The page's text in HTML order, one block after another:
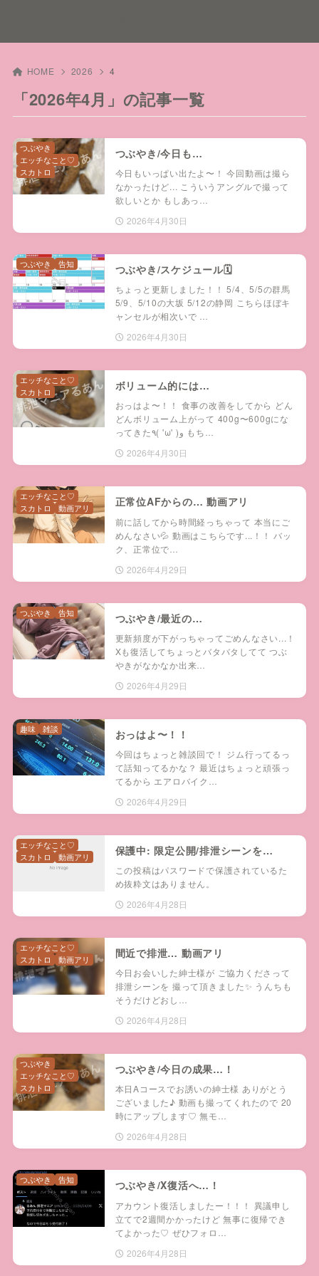
HOME 2026 4
「2026年4月」の記事一覧
つぶやき/今日も…
今日もいっぱい出たよ〜！ 今回動画は撮ら
なかったけど... こういうアングルで撮って
欲しいとか もしあっ…
2026年4月30日
つぶやき
エッチなこと♡
スカトロ
つぶやき/スケジュール🗓️
ちょっと更新しました！！ 5/4、5/5の群馬
5/9、5/10の大坂 5/12の静岡 こちらほぼキ
ャンセルが相次いで …
2026年4月30日
つぶやき 告知
ボリューム的には…
おっはよ〜！！ 食事の改善をしてから どん
どんボリューム上がって 400g〜600gにな
ってきた٩( 'ω' )و もち…
2026年4月30日
エッチなこと♡
スカトロ
正常位AFからの… 動画アリ
前に話してから時間経っちゃって 本当にご
めんなさい💦 動画はこちらです...！！ バッ
ク、正常位で…
2026年4月29日
エッチなこと♡
スカトロ
動画アリ
つぶやき/最近の…
更新頻度が下がっちゃってごめんなさい...！
Xも復活してちょっとバタバタしてて つぶ
やきがなかなか出来…
2026年4月29日
つぶやき 告知
おっはよ〜！！
今回はちょっと雑談回で！ ジム行ってるっ
て話知ってるかな？ 最近はちょっと頑張っ
てるから エアロバイク…
2026年4月29日
趣味 雑談
保護中: 限定公開/排泄シーンを…
この投稿はパスワードで保護されているた
め抜粋文はありません。
2026年4月28日
エッチなこと♡
スカトロ
動画アリ
間近で排泄… 動画アリ
今日お会いした紳士様が ご協力くださって
排泄シーンを 撮って頂きました✨ うんちも
そうだけどおし…
2026年4月28日
エッチなこと♡
スカトロ
動画アリ
つぶやき/今日の成果…！
本日Aコースでお誘いの紳士様 ありがとう
ございました♪ 動画も撮ってくれたので 20
時にアップします♡ 無モ…
2026年4月28日
つぶやき
エッチなこと♡
スカトロ
つぶやき/X復活へ…！
アカウント復活しましたー！！！ 異議申し
立てで2週間かかったけど 無事に復帰でき
てよかった♡ ぜひフォロ…
2026年4月28日
つぶやき 告知